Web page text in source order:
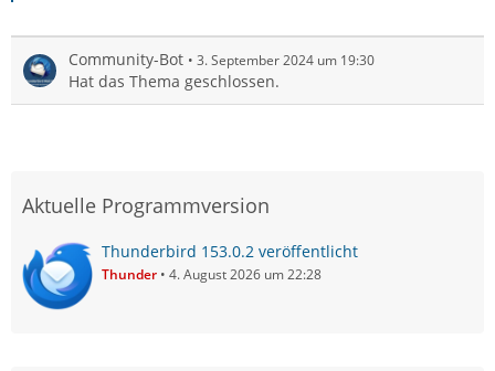
Community-Bot 3. September 2024 um 19:30
Hat das Thema geschlossen.
Aktuelle Programmversion
Thunderbird 153.0.2 veröffentlicht
Thunder 4. August 2026 um 22:28